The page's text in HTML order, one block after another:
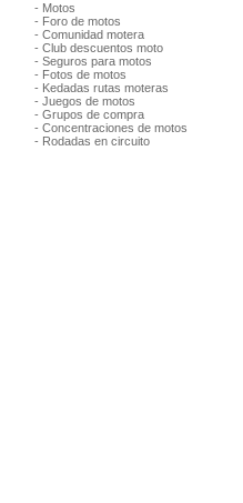
- Motos
- Foro de motos
-Comunidad motera
-Club descuentos moto
-Seguros para motos
- Fotos de motos
- Kedadas rutas moteras
-Juegos de motos
-Grupos de compra
-Concentraciones de motos
- Rodadas en circuito